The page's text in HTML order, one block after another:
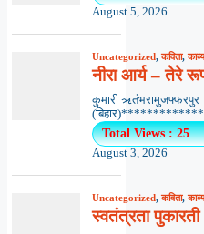
August 5, 2026
Uncategorized,कविता,
नीरा आर्य – तेरे
कुमारी ऋतंभरामुजफ्फरपुर
Total Views : 25
August 3, 2026
Uncategorized,कविता,
स्वतंत्रता पुकारती